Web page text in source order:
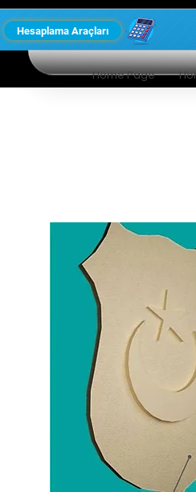
Hesaplama Araçları
Home Page